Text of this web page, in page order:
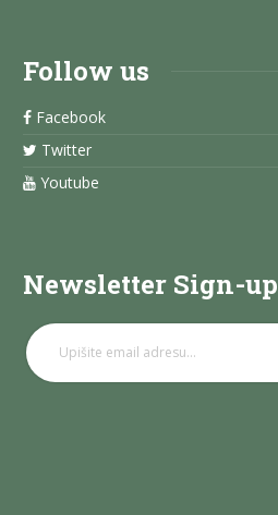
Follow us
Facebook
Twitter
Youtube
Newsletter Sign-up